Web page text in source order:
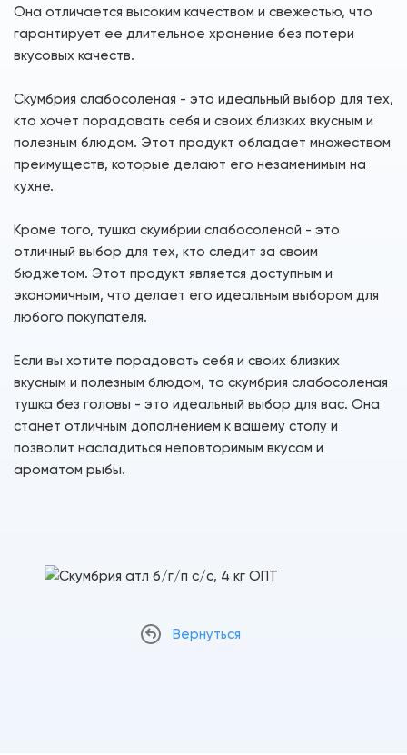
Она отличается высоким качеством и свежестью, что
гарантирует ее длительное хранение без потери
вкусовых качеств.
Скумбрия слабосоленая - это идеальный выбор для тех,
кто хочет порадовать себя и своих близких вкусным и
полезным блюдом. Этот продукт обладает множеством
преимуществ, которые делают его незаменимым на
кухне.
Кроме того, тушка скумбрии слабосоленой - это
отличный выбор для тех, кто следит за своим
бюджетом. Этот продукт является доступным и
экономичным, что делает его идеальным выбором для
любого покупателя.
Если вы хотите порадовать себя и своих близких
вкусным и полезным блюдом, то скумбрия слабосоленая
тушка без головы - это идеальный выбор для вас. Она
станет отличным дополнением к вашему столу и
позволит насладиться неповторимым вкусом и
ароматом рыбы.
Вернуться